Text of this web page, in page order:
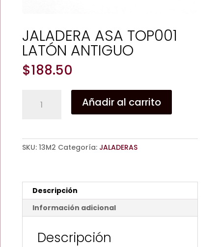
JALADERA ASA TOP001
LATÓN ANTIGUO
$188.50
ANTIGUO
cantidad
Añadir al carrito
SKU: 13M2 Categoría: JALADERAS
Descripción
Información adicional
Descripción